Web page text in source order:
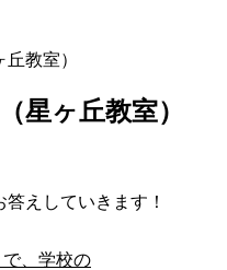
教室）
星ヶ丘教室）
えしていきます！
、学校の